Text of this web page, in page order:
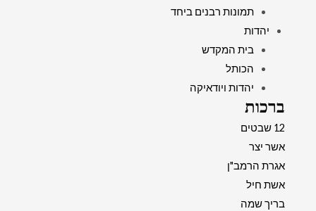
תמונות רבנים ביחד
יהדות
בית המקדש
הכותל
יהדות ויודאיקה
ברכות
12 שבטים
אשר יצר
אגרת הרמב"ן
אשת חיל
בריך שמה